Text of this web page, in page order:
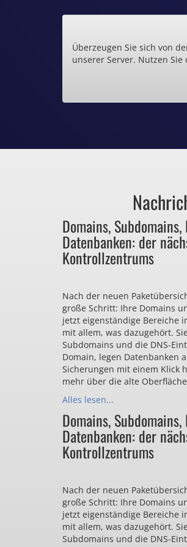
.de
für
Überzeugen Sie sich von
unserer Server. Nutzen
Domains, Subdomains,
Datenbanken: der
Kontrollzentrums
Nach der neuen
große Schritt: Ihre Domains
jetzt eigenständige Bereiche
mit allem, was dazugehört.
Subdomains und die DNS-
Domain, legen Datenbanken
Sicherungen mit einem Klick
mehr über die alte
Alles lesen...
Domains, Subdomains,
Datenbanken: der
Kontrollzentrums
Nach der neuen
große Schritt: Ihre Domains
jetzt eigenständige Bereiche
mit allem, was dazugehört.
Subdomains und die DNS-